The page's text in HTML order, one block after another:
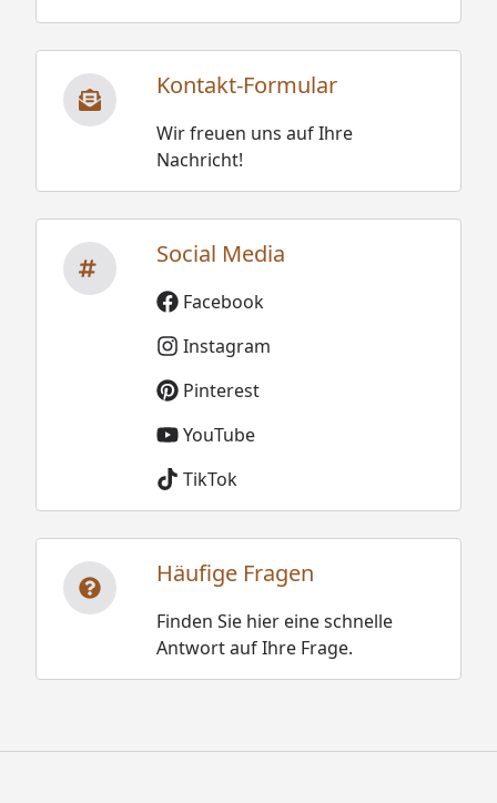
Kontakt-Formular
Wir freuen uns auf Ihre
Nachricht!
Social Media
Facebook
Instagram
Pinterest
YouTube
TikTok
Häufige Fragen
Finden Sie hier eine schnelle
Antwort auf Ihre Frage.